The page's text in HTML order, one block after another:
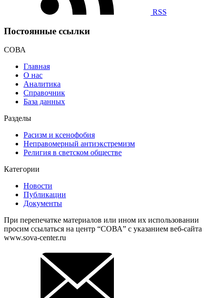
RSS
Постоянные ссылки
СОВА
Главная
О нас
Аналитика
Справочник
База данных
Разделы
Расизм и ксенофобия
Неправомерный антиэкстремизм
Религия в светском обществе
Категории
Новости
Публикации
Документы
При перепечатке материалов или ином их использовании
просим ссылаться на центр “СОВА” с указанием веб-сайта
www.sova-center.ru